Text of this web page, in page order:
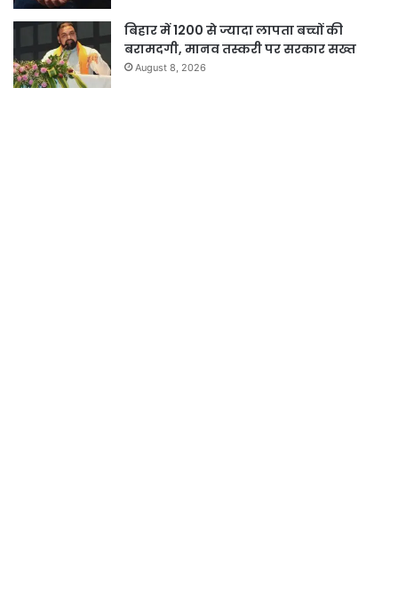
बिहार में 1200 से ज्यादा लापता बच्चों की
बरामदगी, मानव तस्करी पर सरकार सख्त
August 8, 2026